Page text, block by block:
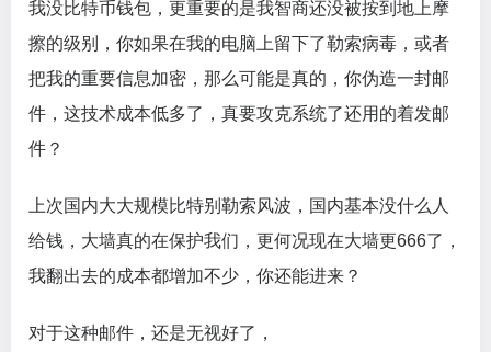
我没比特币钱包，更重要的是我智商还没被按到地上摩
擦的级别，你如果在我的电脑上留下了勒索病毒，或者
把我的重要信息加密，那么可能是真的，你伪造一封邮
件，这技术成本低多了，真要攻克系统了还用的着发邮
件？
上次国内大大规模比特别勒索风波，国内基本没什么人
给钱，大墙真的在保护我们，更何况现在大墙更666了，
我翻出去的成本都增加不少，你还能进来？
对于这种邮件，还是无视好了，